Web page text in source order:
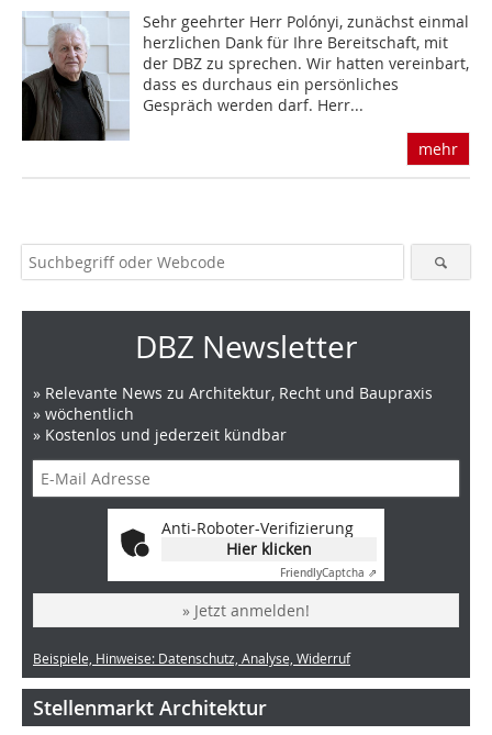
Sehr geehrter Herr Polónyi, zunächst einmal
herzlichen Dank für Ihre Bereitschaft, mit
der DBZ zu sprechen. Wir hatten vereinbart,
dass es durchaus ein persönliches
Gespräch werden darf. Herr...
mehr
DBZ Newsletter
» Relevante News zu Architektur, Recht und Baupraxis
» wöchentlich
» Kostenlos und jederzeit kündbar
Anti-Roboter-Verifizierung
Hier klicken
FriendlyCaptcha ⇗
» Jetzt anmelden!
Beispiele, Hinweise: Datenschutz, Analyse, Widerruf
Stellenmarkt Architektur